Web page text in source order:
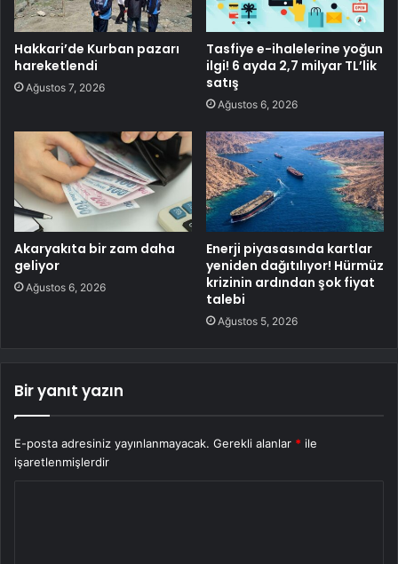
Hakkari’de Kurban pazarı
hareketlendi
Ağustos 7, 2026
Tasfiye e-ihalelerine yoğun
ilgi! 6 ayda 2,7 milyar TL’lik
satış
Ağustos 6, 2026
Akaryakıta bir zam daha
geliyor
Ağustos 6, 2026
Enerji piyasasında kartlar
yeniden dağıtılıyor! Hürmüz
krizinin ardından şok fiyat
talebi
Ağustos 5, 2026
Bir yanıt yazın
E-posta adresiniz yayınlanmayacak. Gerekli alanlar * ile
işaretlenmişlerdir